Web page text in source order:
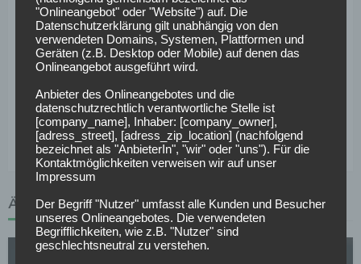
muss man dann auch auswärts gegen die direkte
Konkurrenz punkten. Bei sieben Punkten Rückstand auf
den HSV ist nur die Relegation realistisch, es sei denn, der
HSV und die anderen Abstiegskandidaten lassen Punkte
liegen und die Lilien nutzen dies dann aus. In den dann
folgenden zwei Spielen, wenn es denn zur Relegation
kommen sollte, ist alles offen.
ÄHNLICHE ARTIKEL
"Onlineangebot" oder "Website") auf. Die
Datenschutzerklärung gilt unabhängig von den
verwendeten Domains, Systemen, Plattformen und
Geräten (z.B. Desktop oder Mobile) auf denen das
Onlineangebot ausgeführt wird.
Anbieter des Onlineangebotes und die
datenschutzrechtlich verantwortliche Stelle ist
[company_name], Inhaber: [company_owner],
[adress_street], [adress_zip_location] (nachfolgend
bezeichnet als "AnbieterIn", "wir" oder "uns"). Für die
Kontaktmöglichkeiten verweisen wir auf unser
Impressum
Der Begriff "Nutzer" umfasst alle Kunden und Besucher
unseres Onlineangebotes. Die verwendeten
Begrifflichkeiten, wie z.B. "Nutzer" sind
geschlechtsneutral zu verstehen.